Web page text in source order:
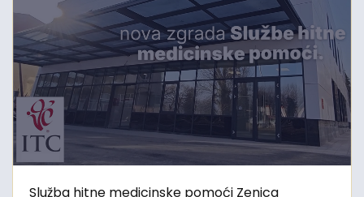
Služba hitne medicinske pomoći Zenica